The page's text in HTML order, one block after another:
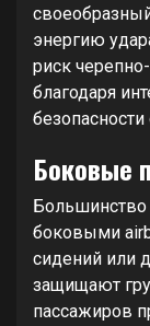
энергию
риск
благодаря
Боковые
Большинство
боковыми
сидений или
защищают
пассажиров